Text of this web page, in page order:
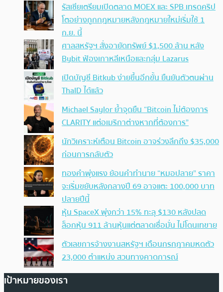
รัสเซียเตรียมเปิดตลาด MOEX และ SPB เทรดคริป
โตอย่างถูกกฎหมายหลังกฎหมายใหม่เริ่มใช้ 1
ก.ย. นี้
ศาลสหรัฐฯ สั่งอายัดทรัพย์ $1,500 ล้าน หลัง
Bybit ฟ้องเกาหลีเหนือและกลุ่ม Lazarus
เปิดบัญชี Bitkub ง่ายขึ้นอีกขั้น ยืนยันตัวตนผ่าน
ThaID ได้แล้ว
Michael Saylor ย้ำจุดยืน “Bitcoin ไม่ต้องการ
CLARITY แต่อเมริกาต่างหากที่ต้องการ”
นักวิเคราะห์เตือน Bitcoin อาจร่วงลึกถึง $35,000
ก่อนการกลับตัว
ทองคำพุ่งแรง ย้อนคำทำนาย “หมอปลาย” ราคา
จะเริ่มขยับหลังกลางปี 69 อาจแตะ 100,000 บาท
ปลายปีนี้
หุ้น SpaceX พุ่งกว่า 15% ทะลุ $130 หลังปลด
ล็อกหุ้น 911 ล้านหุ้นแต่ตลาดเชื่อมั่น ไม่โดนเทขาย
ตัวเลขการจ้างงานสหรัฐฯ เดือนกรกฎาคมหดตัว
23,000 ตำแหน่ง สวนทางคาดการณ์
เป้าหมายของเรา